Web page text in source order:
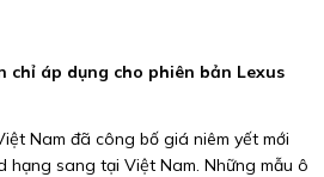
chỉ áp dụng cho phiên bản Lexus
Nam đã công bố giá niêm yết mới
hạng sang tại Việt Nam. Những mẫu ô